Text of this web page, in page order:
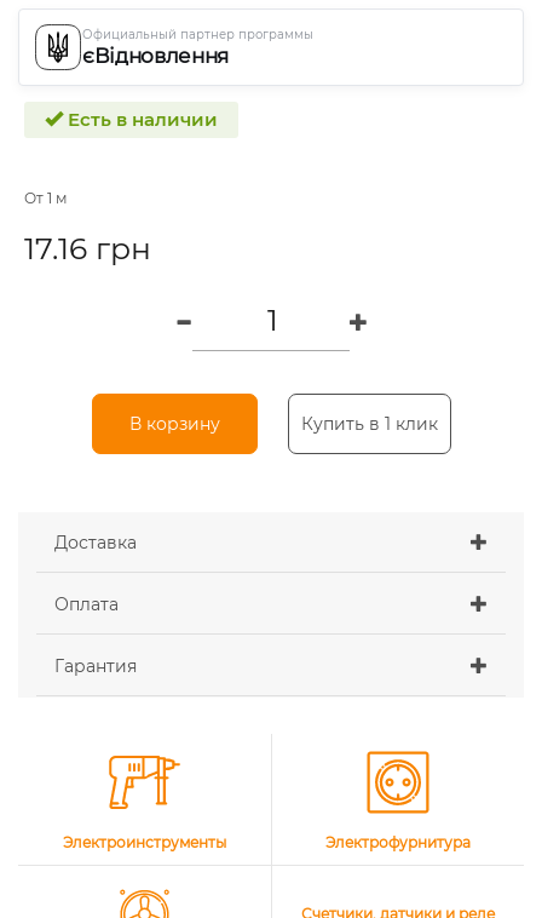
Официальный партнер программы
єВідновлення
Есть в наличии
От 1 м
17.16 грн
В корзину Купить в 1 клик
Доставка
Оплата
Гарантия
Электроинструменты Электрофурнитура
Счетчики, датчики и реле